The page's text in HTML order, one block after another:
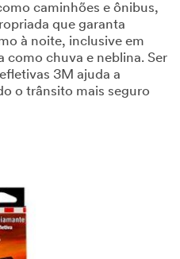
caminhões e ônibus,
que garanta
à noite, inclusive em
chuva e neblina. Ser
3M ajuda a
o trânsito mais seguro